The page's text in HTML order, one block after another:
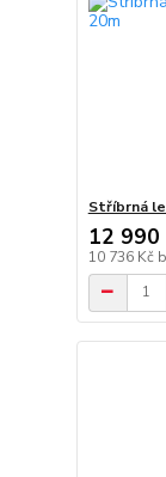
Stříbrná
12 990
10 736 Kč